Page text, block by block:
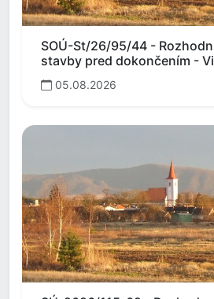
SOÚ-St/26/95/44 -
stavby pred dokončením -
05.08.2026